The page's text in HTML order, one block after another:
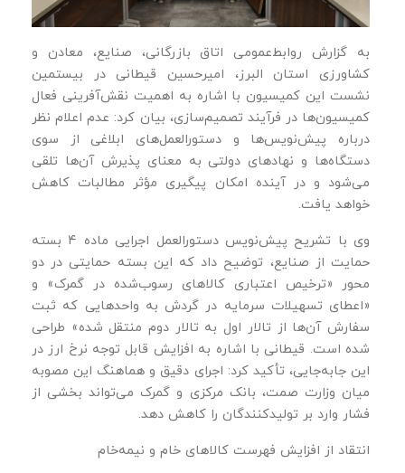
به گزارش روابط‌عمومی اتاق بازرگانی، صنایع، معادن و
کشاورزی استان البرز، امیرحسین قیطانی در بیستمین
نشست این کمیسیون با اشاره به اهمیت نقش‌آفرینی فعال
کمیسیون‌ها در فرآیند تصمیم‌سازی، بیان کرد: عدم اعلام نظر
درباره پیش‌نویس‌ها و دستورالعمل‌های ابلاغی از سوی
دستگاه‌ها و نهادهای دولتی به معنای پذیرش آن‌ها تلقی
می‌شود و در آینده امکان پیگیری مؤثر مطالبات کاهش
خواهد یافت.
وی با تشریح پیش‌نویس دستورالعمل اجرایی ماده ۴ بسته
حمایت از صنایع، توضیح داد که این بسته حمایتی در دو
محور «ترخیص اعتباری کالاهای رسوب‌شده در گمرک» و
«اعطای تسهیلات سرمایه در گردش به واحدهایی که ثبت
سفارش آن‌ها از تالار اول به تالار دوم منتقل شده» طراحی
شده است. قیطانی با اشاره به افزایش قابل توجه نرخ ارز در
این جابه‌جایی، تأکید کرد: اجرای دقیق و هماهنگ این مصوبه
میان وزارت صمت، بانک مرکزی و گمرک می‌تواند بخشی از
فشار وارد بر تولیدکنندگان را کاهش دهد.
انتقاد از افزایش فهرست کالاهای خام و نیمه‌خام